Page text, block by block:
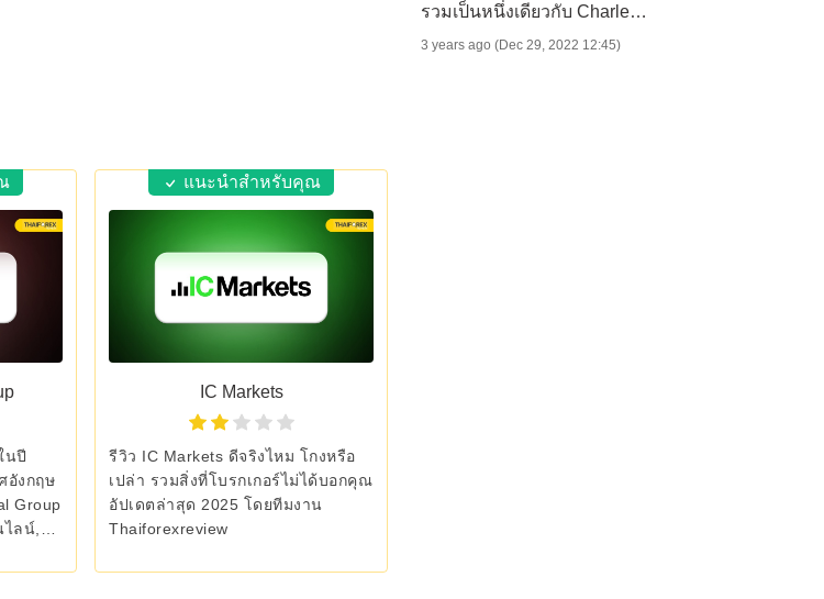
รวมเป็นหนึ่งเดียวกับ Charles
Schwab
3 years ago (Dec 29, 2022 12:45)
นปี
อังกฤษ
Group
ลน์,
แนะนำสำหรับคุณ
IC Markets
รีวิว IC Markets ดีจริงไหม โกงหรือ
เปล่า รวมสิ่งที่โบรกเกอร์ไม่ได้บอกคุณ
อัปเดตล่าสุด 2025 โดยทีมงาน
Thaiforexreview